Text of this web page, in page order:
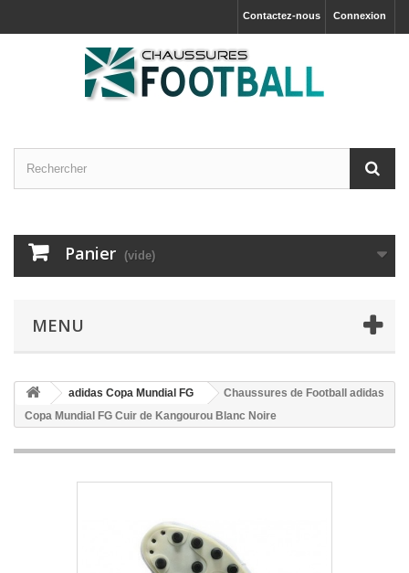
Connexion
Contactez-nous
Panier (vide)
MENU
adidas Copa Mundial FG
Chaussures de Football adidas
Copa Mundial FG Cuir de Kangourou Blanc Noire